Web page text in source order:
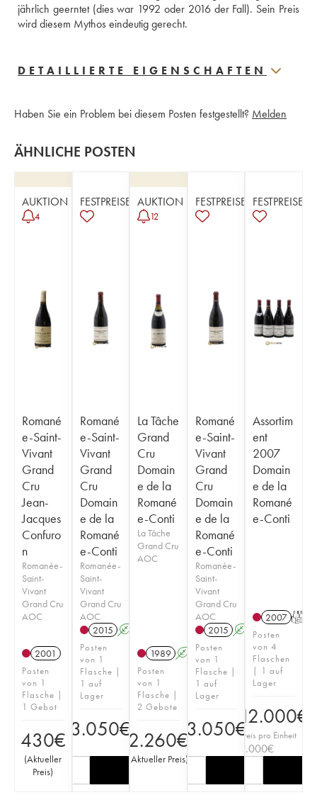
jährlich geerntet (dies war 1992 oder 2016 der Fall). Sein Preis
wird diesem Mythos eindeutig gerecht.
DETAILLIERTE EIGENSCHAFTEN
Haben Sie ein Problem bei diesem Posten festgestellt? Melden
ÄHNLICHE POSTEN
AUKTION
4
Romané
e-Saint-
Vivant
Grand
Cru
Jean-
Jacques
Confuro
n
Romanée-
Saint-
Vivant
Grand Cru
AOC
2001
Posten
von 1
Flasche |
1 Gebot
430€
(Aktueller
Preis)
FESTPREISE
Romané
e-Saint-
Vivant
Grand
Cru
Domain
e de la
Romané
e-Conti
Romanée-
Saint-
Vivant
Grand Cru
AOC
2015 A
Posten
von 1
Flasche |
1 auf
Lager
3.050€
AUKTION
12
La Tâche
Grand
Cru
Domain
e de la
Romané
e-Conti
La Tâche
Grand Cru
AOC
1989 A
Posten
von 1
Flasche |
2 Gebote
2.260€
(Aktueller Preis)
FESTPREISE
Romané
e-Saint-
Vivant
Grand
Cru
Domain
e de la
Romané
e-Conti
Romanée-
Saint-
Vivant
Grand Cru
AOC
2015 A
Posten
von 1
Flasche |
1 auf
Lager
3.050€
FESTPREISE
Assortim
ent
2007
Domain
e de la
Romané
e-Conti
2007 T
Posten
von 4
Flaschen
| 1 auf
Lager
12.000€
Preis pro Einheit
3.000€